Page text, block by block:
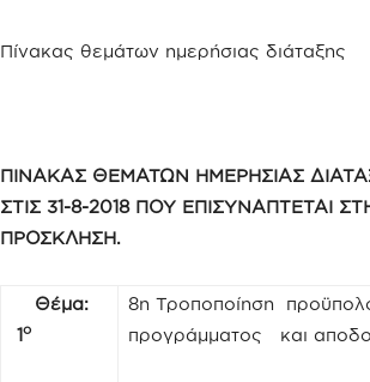
Πίνακας θεμάτων ημερήσιας διάταξης
ΠΙΝΑΚΑΣ ΘΕΜΑΤΩΝ ΗΜΕΡΗΣΙΑΣ
ΣΤΙΣ 31-8-2018 ΠΟΥ
ΠΡΟΣΚΛΗΣΗ.
Θέμα:
1ο
8η Τροποποίηση
προγράμματος και